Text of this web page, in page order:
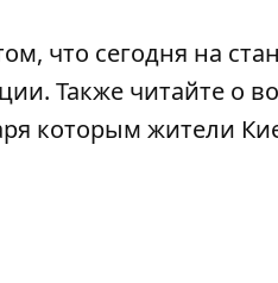
что сегодня на
. Также читайте о
которым жители